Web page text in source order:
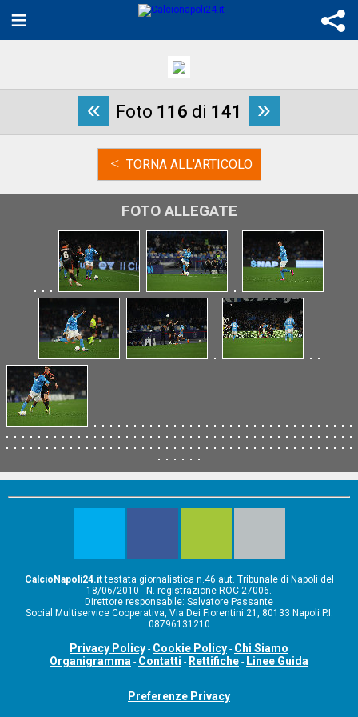
« Foto 116 di 141 »
< TORNA ALL'ARTICOLO
FOTO ALLEGATE
CalcioNapoli24.ittestata giornalistica n.46 aut. Tribunale di Napoli del
18/06/2010 - N. registrazione ROC-27006.
Direttore responsabile: Salvatore Passante
Social Multiservice Cooperativa, Via Dei Fiorentini 21, 80133 Napoli P.I.
08796131210
Privacy Policy - Cookie Policy - Chi Siamo
Organigramma - Contatti - Rettifiche - Linee Guida
Preferenze Privacy